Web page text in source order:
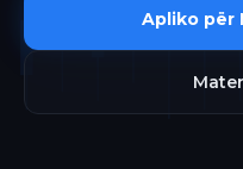
Apliko për